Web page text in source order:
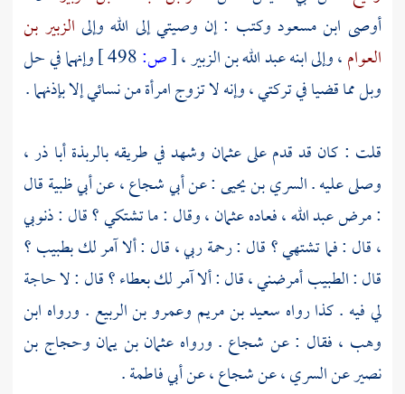
أوصى ابن مسعود وكتب : إن وصيتي إلى الله وإلى الزبير بن
العوام، وإلى ابنهعبد الله بن الزبير،[ص:
وإنهما في حل
وبل مما قضيا في تركتي ، وإنه لا تزوج امرأة من نسائي إلا بإذنهما .
قلت : كان قد قدم علىعثمان وشهد في طريقهبالربذةأبا ذر،
وصلى عليه .السري بن يحيى: عنأبي شجاع، عنأبي ظبيةقال
: مرضعبد الله، فعادهعثمان، وقال : ما تشتكي ؟ قال : ذنوبي
، قال : فما تشتهي ؟ قال : رحمة ربي ، قال : ألا آمر لك بطبيب ؟
قال : الطبيب أمرضني ، قال : ألا آمر لكبعطاء؟ قال : لا حاجة
لي فيه . كذا رواه سعيد بن مريم وعمرو بن الربيع . ورواه ابن
وهب ، فقال : عن شجاع . ورواه عثمان بن يمان وحجاج بن
نصيرعنالسري، عنشجاع، عنأبي فاطمة.